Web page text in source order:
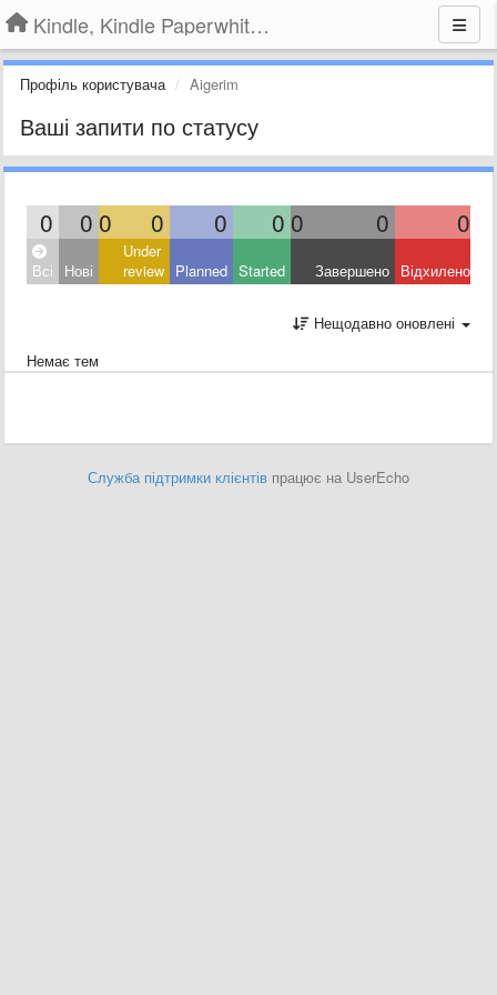
Kindle, Kindle Paperwhite, Kindle Voyage
Профіль користувача Aigerim
Ваші запити по статусу
0 0 0 0 0 0 0 0 0
Всі Нові
Under
review Planned Started Завершено Відхилено
Нещодавно оновлені
Немає тем
Служба підтримки клієнтів працює на UserEcho